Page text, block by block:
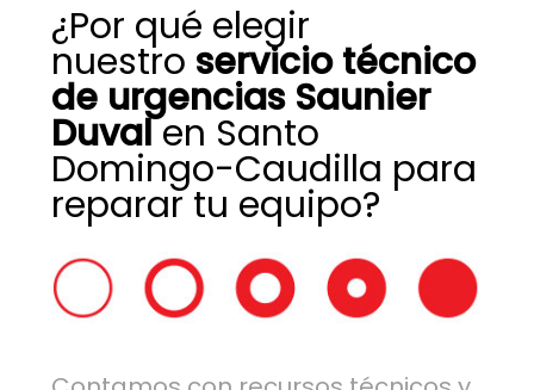
¿Por qué elegir
nuestro servicio técnico
de urgencias Saunier
Duvalen Santo
Domingo-Caudilla para
reparar tu equipo?